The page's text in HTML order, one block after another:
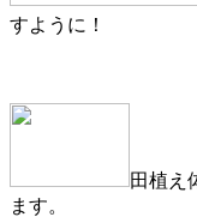
すように！
田植え
ます。